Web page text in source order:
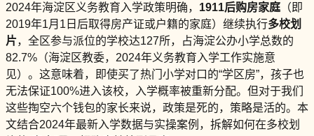
2024年海淀区义务教育入学政策明确， 1911后购房家庭 （即
2019年1月1日后取得房产证或户籍的家庭）继续执行多校划
片，全区参与派位的学校达127所，占海淀公办小学总数的
82.7%（海淀区教委，2024年义务教育入学工作实施意
见）。这意味着，即使买了热门小学对口的“学区房”，孩子也
无法保证100%进入该校，入学概率被重新分配。但对于我们
这些掏空六个钱包的家长来说，政策是死的，策略是活的。本
文结合2024年最新入学数据与实操案例，拆解如何在多校划